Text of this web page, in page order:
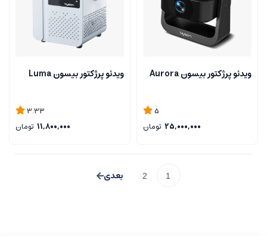
ویدئو پرژکتور بیسون Aurora
5
25,000,000 تومان
ویدئو پرژکتور بیسون Luma
3.33
11,800,000 تومان
1
2